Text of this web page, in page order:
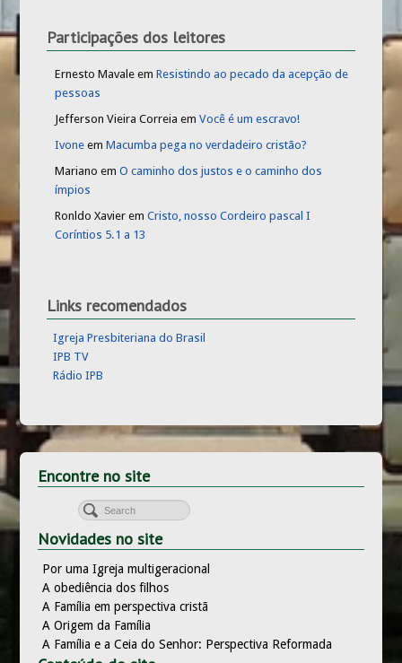
Participações dos leitores
Ernesto Mavale emResistindo ao pecado da acepção de
pessoas
Jefferson Vieira Correia emVocê é um escravo!
Ivone emMacumba pega no verdadeiro cristão?
Mariano emO caminho dos justos e o caminho dos
ímpios
Ronldo Xavier emCristo, nosso Cordeiro pascal I
Coríntios 5.1 a 13
Links recomendados
Igreja Presbiteriana do Brasil
IPB TV
Rádio IPB
Encontre no site
Novidades no site
Por uma Igreja multigeracional
A obediência dos filhos
A Família em perspectiva cristã
A Origem da Família
A Família e a Ceia do Senhor: Perspectiva Reformada